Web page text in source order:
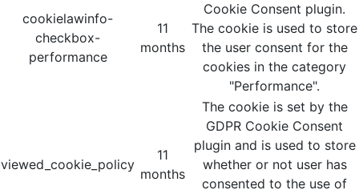
cookielawinfo-
checkbox-
performance
11
months
Cookie Consent plugin.
The cookie is used to store
the user consent for the
cookies in the category
"Performance".
viewed_cookie_policy
11
months
The cookie is set by the
GDPR Cookie Consent
plugin and is used to store
whether or not user has
consented to the use of